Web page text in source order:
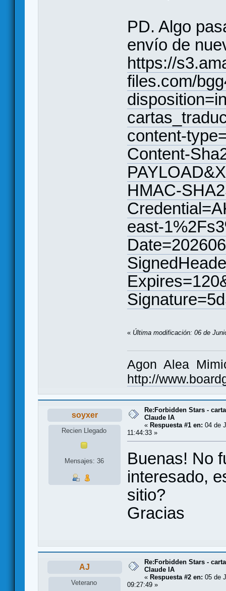
PD. Algo
envío de
https://
files.com/
content-
Content-
HMAC-
east-
« Última modificación: 06 de
Agon Alea
http://
soyxer
Recien Llegado
Mensajes: 36
Re:Forbidden Stars -
Claude IA
« Respuesta #1 en: 04 de
11:44:33 »
Buenas! No
interesado,
sitio?
Gracias
AJ
Veterano
Re:Forbidden Stars -
Claude IA
« Respuesta #2 en: 05 de
09:27:49 »